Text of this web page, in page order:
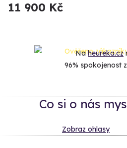
11 900 Kč
Naheureka.cz
96% spokojenost
Co si o nás
Zobraz ohlasy